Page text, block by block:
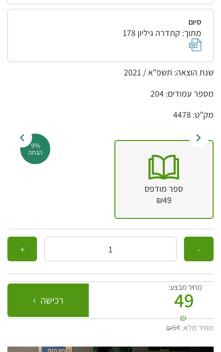
סיום
מתוך: קתדרה גיליון 178
שנת הוצאה: תשפ"א / 2021
מספר עמודים: 204
מק"ט: 4478
9%
הנחה
ספר מודפס
₪49
כמות
מחיר מבצע:
49
₪
רכישה
מחיר מלא:₪54